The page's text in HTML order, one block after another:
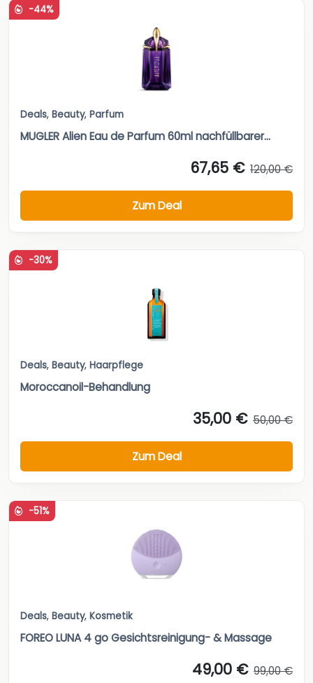
-44%
Deals, Beauty, Parfum
MUGLER Alien Eau de Parfum 60ml nachfüllbarer...
67,65 € 120,00 €
Zum Deal
-30%
Deals, Beauty, Haarpflege
Moroccanoil-Behandlung
35,00 € 50,00 €
Zum Deal
-51%
Deals, Beauty, Kosmetik
FOREO LUNA 4 go Gesichtsreinigung- & Massage
49,00 € 99,00 €